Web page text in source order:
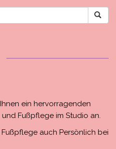
ein hervorragenden
Fußpflege im Studio an.
auch Persönlich bei